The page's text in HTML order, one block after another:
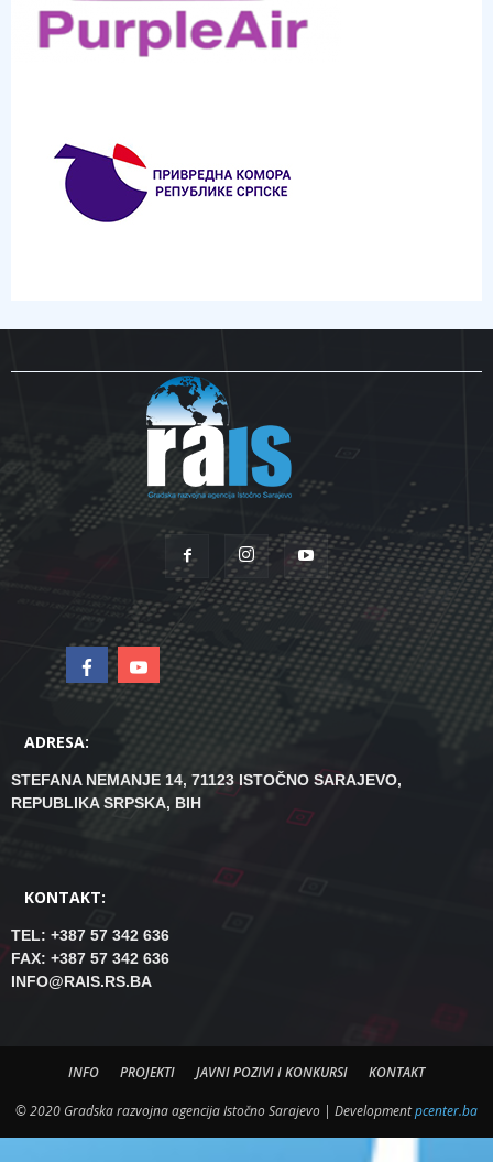
ADRESA:
STEFANA NEMANJE 14, 71123 ISTOČNO SARAJEVO,
REPUBLIKA SRPSKA, BIH
KONTAKT:
TEL: +387 57 342 636
FAX: +387 57 342 636
INFO@RAIS.RS.BA
INFO PROJEKTI JAVNI POZIVI I KONKURSI KONTAKT
© 2020 Gradska razvojna agencija Istočno Sarajevo | Developmentpcenter.ba